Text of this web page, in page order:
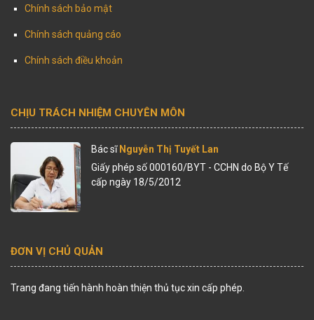
Chính sách bảo mật
Chính sách quảng cáo
Chính sách điều khoản
CHỊU TRÁCH NHIỆM CHUYÊN MÔN
Bác sĩ Nguyễn Thị Tuyết Lan
Giấy phép số 000160/BYT - CCHN do Bộ Y Tế
cấp ngày 18/5/2012
ĐƠN VỊ CHỦ QUẢN
Trang đang tiến hành hoàn thiện thủ tục xin cấp phép.